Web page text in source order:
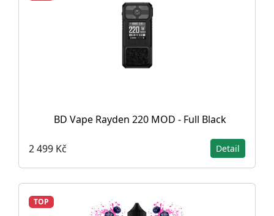
BD Vape Rayden 220 MOD - Full Black
2 499 Kč Detail
TOP